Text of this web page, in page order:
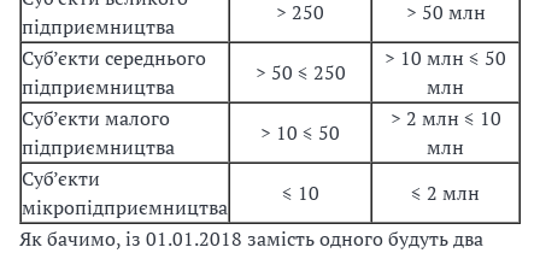
підприємництва
> 250
> 50 млн
Суб’єкти середнього
підприємництва
> 50 ≤ 250
> 10 млн ≤ 50
млн
Суб’єкти малого
підприємництва
> 10 ≤ 50
> 2 млн ≤ 10
млн
Суб’єкти
мікропідприємництва
≤ 10
≤ 2 млн
Як бачимо, із 01.01.2018 замість одного будуть два